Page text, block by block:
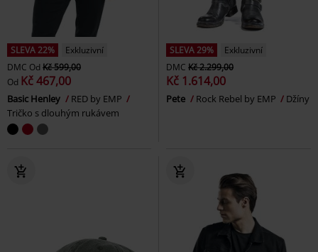
SLEVA 22%
Exkluzivní
DMC Od Kč 599,00
Od Kč 467,00
Basic Henley
RED by EMP
Tričko s dlouhým rukávem
SLEVA 29%
Exkluzivní
DMC Kč 2.299,00
Kč 1.614,00
Pete Rock Rebel by EMP Džíny